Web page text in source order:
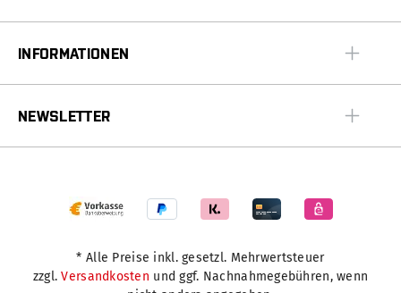
INFORMATIONEN
NEWSLETTER
* Alle Preise inkl. gesetzl. Mehrwertsteuer
zzgl.Versandkosten und ggf. Nachnahmegebühren, wenn